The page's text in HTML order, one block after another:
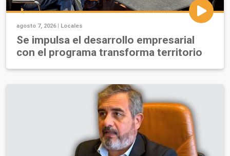
agosto 7, 2026 | Locales
Se impulsa el desarrollo empresarial
con el programa transforma territorio